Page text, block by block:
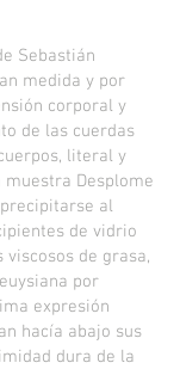
Sebastián
medida y por
corporal y
de las cuerdas
literal y
Desplome
al
de vidrio
de grasa,
por
expresión
hacía abajo sus
dura de la